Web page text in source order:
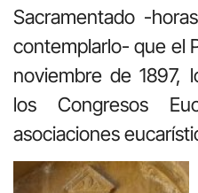
Sacramentado -
contemplarlo- que el
noviembre de 1897,
los Congresos
asociaciones